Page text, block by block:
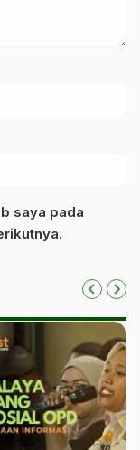
saya pada